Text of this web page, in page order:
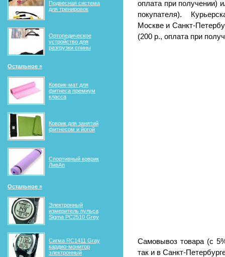
Подвесная система
для тренировок
Ортопедическое
устройство для
разгрузки спины
Остальное »
Коврик-мат для
фитнеса премиум
класса
Коврик для занятий
фитнесом и йогой
Спортивный коврик
ЛивАп
Остальное »
Электронный
измеритель пульса
Sigma PC2510 Grey
Сигма RС1411 Gray
кардио-монитор
электронный
оплата при получении)
покупателя).
Москве и Санкт-
(200 р., оплата при
Самовывоз товара (с
так и в Санкт-